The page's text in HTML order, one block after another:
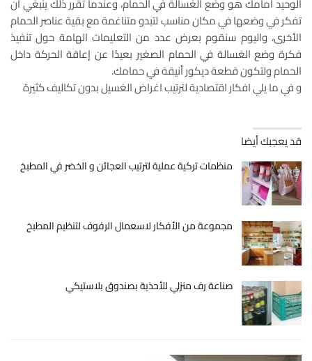
تفكر في وضعها في مكان مناسب لتبدو متناغمة مع بقية عناصر الحمام
الأخرى، واليوم سنقوم بعرض عدد من التعليمات الهامة حول تنفيذ
فكرة وضع الغسالة في الحمام الصغير بعيدًا عن إعاقة الحركة داخل
الحمام ولتكون قطعة ديكور أنيقة في حمامك.
و في ما يلي افكار اقتصادية لترتيب اغراض الغسيل بدون تكاليف كثيرة
قد يعجبك أيضا
منظمات تركية عملية لترتيب العجائن و الخضر في المطبخ
مجموعة من الأفكار لاسعمال الرفوف لتنظيم المطبخ
صناعة رف منزلي للأحذية بصندوق بلاستيكي